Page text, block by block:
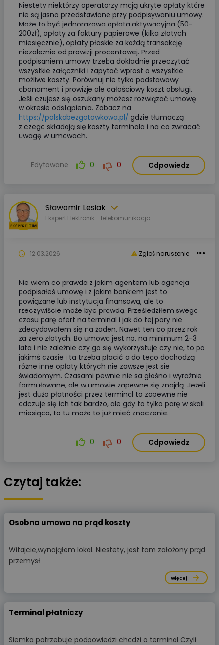
Niestety niektórzy operatorzy mają ukryte opłaty które
nie są jasno przedstawione przy podpisywaniu umowy.
Może to być jednorazowa opłata aktywacyjna (50-
200zł), opłaty za faktury papierowe (kilka złotych
miesięcznie), opłaty płaskie za każdą transakcję
niezależnie od prowizji procentowej. Przed
podpisaniem umowy trzeba dokładnie przeczytać
wszystkie załączniki i zapytać wprost o wszystkie
możliwe koszty. Porównuj nie tylko podstawowy
abonament i prowizje ale całościowy koszt obsługi.
Jeśli czujesz się oszukany możesz rozwiązać umowę
w okresie odstąpienia. Zobacz na
https://polskabezgotowkowa.pl/ gdzie tłumaczą
z czego składają się koszty terminala i na co zwracać
uwagę w umowach.
Edytowane 0 0 Odpowiedz
Sławomir Lesiak
Ekspert Elektronik - telekomunikacja
Zgłoś naruszenie
12.03.2026
Nie wiem co prawda z jakim agentem lub agencja
podpisałeś umowę i z jakim bankiem jest to
powiązane lub instytucja finansową, ale to
rzeczywiście może byc prawdą. Prześledziłem swego
czasu parę ofert na terminal i jak do tej pory nie
zdecydowałem się na żaden. Nawet ten co przez rok
za zero złotych. Bo umowa jest np. na minimum 2-3
lata i nie zależnie czy go się wykorzystuje czy nie, to po
jakimś czasie i ta trzeba płacić a do tego dochodzą
różne inne opłaty których nie zawsze jest sie
świadomym. Czasami pewnie nie sa głośno i wyraźnie
formułowane, ale w umowie zapewne się znajdą. Jeżeli
jest dużo płatności przez terminal to zapewne nie
odczuje się ich tak bardzo, ale gdy to tylko parę w skali
miesiąca, to tu może to już mieć znaczenie.
0 0 Odpowiedz
Czytaj także:
Osobna umowa na prąd koszty
Witajcie,wynająłem lokal. Niestety, jest tam założony prąd
przemysł
Więcej
Terminal płatniczy
Siemka potrzebuje podpowiedzi chodzi o terminal Czyli